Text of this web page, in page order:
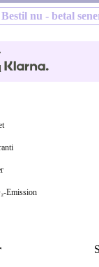
Bestil nu - betal
Emission